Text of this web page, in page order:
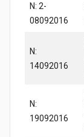
N: 2-
08092016
N:
14092016
N:
19092016